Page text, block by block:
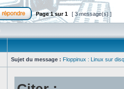
Page1sur1 [ 3 message(s) ]
Sujet du message : Floppinux : Linux sur